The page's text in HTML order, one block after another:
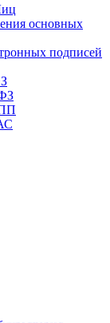
основных
подписей